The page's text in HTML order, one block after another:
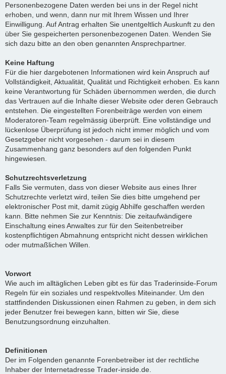
Personenbezogene Daten werden bei uns in der Regel nicht
erhoben, und wenn, dann nur mit Ihrem Wissen und Ihrer
Einwilligung. Auf Antrag erhalten Sie unentgeltlich Auskunft zu den
über Sie gespeicherten personenbezogenen Daten. Wenden Sie
sich dazu bitte an den oben genannten Ansprechpartner.
Keine Haftung
Für die hier dargebotenen Informationen wird kein Anspruch auf
Vollständigkeit, Aktualität, Qualität und Richtigkeit erhoben. Es kann
keine Verantwortung für Schäden übernommen werden, die durch
das Vertrauen auf die Inhalte dieser Website oder deren Gebrauch
entstehen. Die eingestellten Forenbeiträge werden von einem
Moderatoren-Team regelmässig überprüft. Eine vollständige und
lückenlose Überprüfung ist jedoch nicht immer möglich und vom
Gesetzgeber nicht vorgesehen - darum sei in diesem
Zusammenhang ganz besonders auf den folgenden Punkt
hingewiesen.
Schutzrechtsverletzung
Falls Sie vermuten, dass von dieser Website aus eines Ihrer
Schutzrechte verletzt wird, teilen Sie dies bitte umgehend per
elektronischer Post mit, damit zügig Abhilfe geschaffen werden
kann. Bitte nehmen Sie zur Kenntnis: Die zeitaufwändigere
Einschaltung eines Anwaltes zur für den Seitenbetreiber
kostenpflichtigen Abmahnung entspricht nicht dessen wirklichen
oder mutmaßlichen Willen.
Vorwort
Wie auch im alltäglichen Leben gibt es für das Traderinside-Forum
Regeln für ein soziales und respektvolles Miteinander. Um den
stattfindenden Diskussionen einen Rahmen zu geben, in dem sich
jeder Benutzer frei bewegen kann, bitten wir Sie, diese
Benutzungsordnung einzuhalten.
Definitionen
Der im Folgenden genannte Forenbetreiber ist der rechtliche
Inhaber der Internetadresse Trader-inside.de.